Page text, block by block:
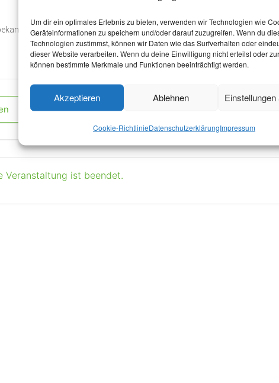
Um dir ein optimales Erlebnis zu bieten, verwenden wir Technologien wie
Geräteinformationen zu speichern und/oder darauf zuzugreifen. Wenn du
Technologien zustimmst, können wir Daten wie das Surfverhalten oder
dieser Website verarbeiten. Wenn du deine Einwilligung nicht erteilst oder
können bestimmte Merkmale und Funktionen beeinträchtigt werden.
Akzeptieren Ablehnen
Cookie-RichtlinieDatenschutzerklärungImpressum
gegeben.
Veranstaltung ist beendet.